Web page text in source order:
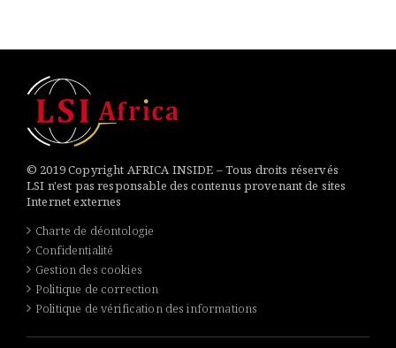
© 2019 Copyright AFRICA INSIDE – Tous droits réservés
LSI n'est pas responsable des contenus provenant de sites
Internet externes
Charte de déontologie
Confidentialité
Gestion des cookies
Politique de correction
Politique de vérification des informations